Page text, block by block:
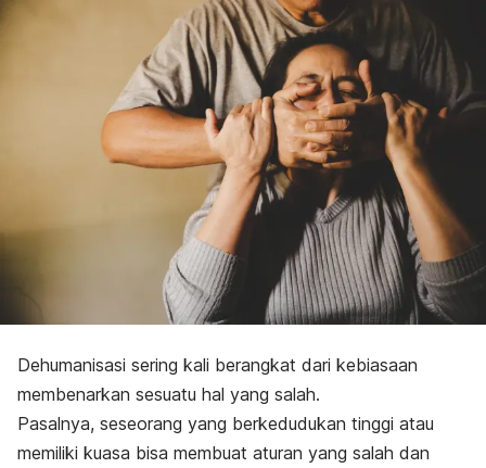
Dehumanisasi sering kali berangkat dari kebiasaan
membenarkan sesuatu hal yang salah.
Pasalnya, seseorang yang berkedudukan tinggi atau
memiliki kuasa bisa membuat aturan yang salah dan